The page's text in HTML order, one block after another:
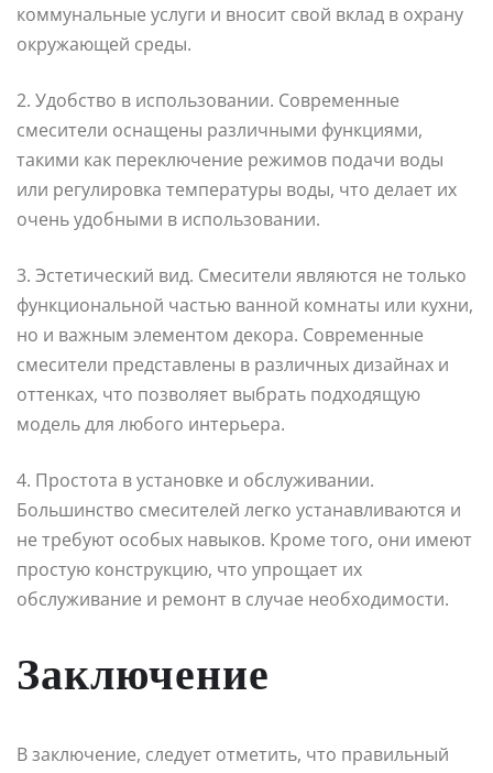
коммунальные услуги и вносит свой вклад в охрану
окружающей среды.
2. Удобство в использовании. Современные
смесители оснащены различными функциями,
такими как переключение режимов подачи воды
или регулировка температуры воды, что делает их
очень удобными в использовании.
3. Эстетический вид. Смесители являются не только
функциональной частью ванной комнаты или кухни,
но и важным элементом декора. Современные
смесители представлены в различных дизайнах и
оттенках, что позволяет выбрать подходящую
модель для любого интерьера.
4. Простота в установке и обслуживании.
Большинство смесителей легко устанавливаются и
не требуют особых навыков. Кроме того, они имеют
простую конструкцию, что упрощает их
обслуживание и ремонт в случае необходимости.
Заключение
В заключение, следует отметить, что правильный